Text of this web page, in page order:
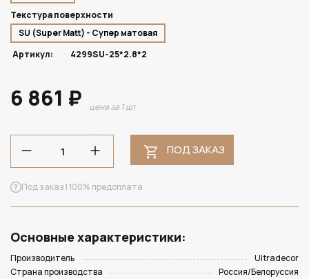
Текстура поверхности
SU (Super Matt) - Супер матовая
Артикул:
4299SU-25*2.8*2
6 861 ₽ цена за 1 шт
ПОД ЗАКАЗ
Под заказ | 100% предоплата
Основные характеристики:
Производитель
Ultradecor
Страна производства
Россия/Белоруссия